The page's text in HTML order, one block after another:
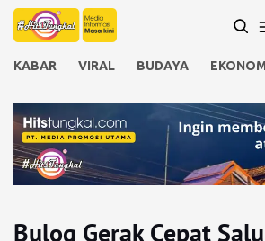
KABAR VIRAL BUDAYA
Bulog Gerak Cepat